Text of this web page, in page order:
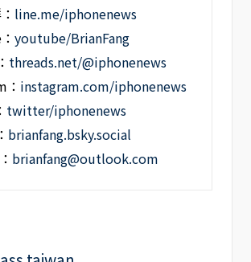
line.me/iphonenews
youtube/BrianFang
threads.net/@iphonenews
instagram.com/iphonenews
twitter/iphonenews
brianfang.bsky.social
brianfang@outlook.com